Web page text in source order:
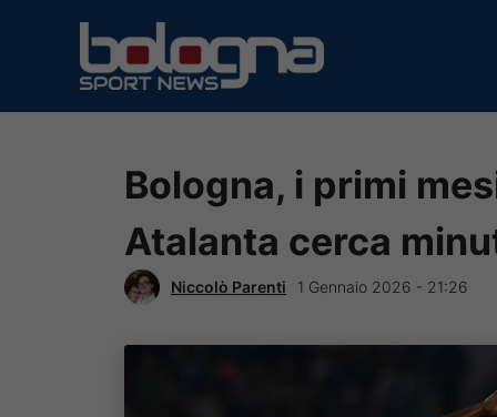
contenuto
Bologna, i primi
Atalanta cerca
Niccolò Parenti 1 Gennaio 2026 - 21:26